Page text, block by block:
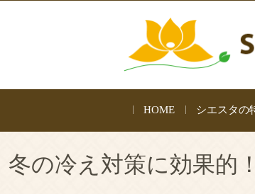
HOME シエスタの
冬の冷え対策に効果的